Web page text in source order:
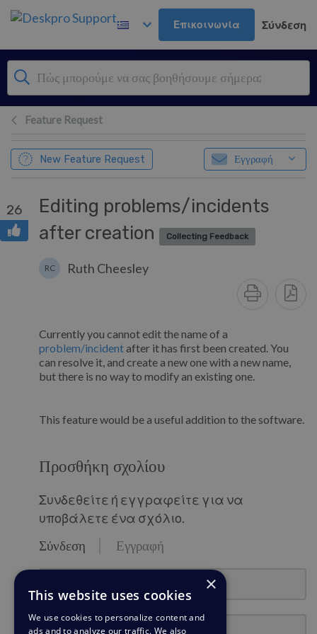
Μετάβαση στο κύριο περιεχόμενο
Επικοινωνία Σύνδεση
Feature Request
New Feature Request Εγγραφή
26
Editing problems/incidents
after creation
Collecting Feedback
RC Ruth Cheesley
Currently you cannot edit the name of a
problem/incidentafter it has first been created. You
can resolve it, and create a new one with a new name,
but there is no way to modify an existing one.
This feature would be a useful addition to the software.
Προσθήκη σχολίου
Συνδεθείτε ή εγγραφείτε για να
υποβάλετε ένα σχόλιο.
Σύνδεση Εγγραφή
Κωδικός πρόσβασης
×
This website uses cookies
We use cookies to personalize content and
ads and to analyze our traffic. We also